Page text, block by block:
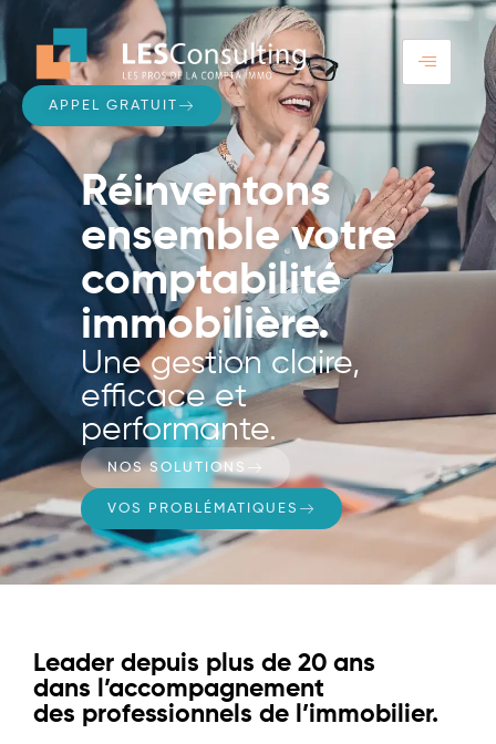
APPEL GRATUIT
Réinventons
ensemble votre
comptabilité
immobilière.
Une gestion claire,
efficace et
performante.
NOS SOLUTIONS
VOS PROBLÉMATIQUES
Leader depuis plus de 20 ans
dans l’accompagnement
des professionnels de l’immobilier.